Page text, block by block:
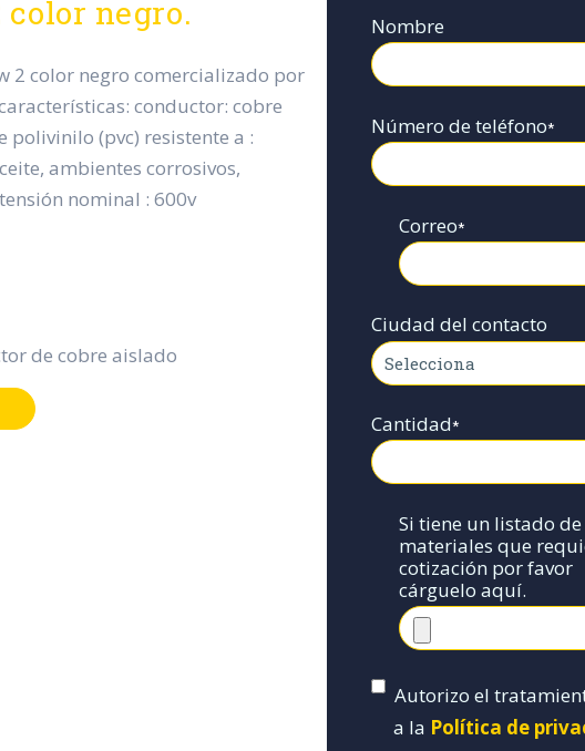
negro.
2 color negro comercializado por
conductor: cobre
(pvc) resistente a :
ambientes corrosivos,
nominal : 600v
de cobre aislado
Nombre
Número de teléfono*
Correo*
Ciudad del contacto
Cantidad*
Si tiene un listado de
materiales que
cotización por favor
cárguelo aquí.
Autorizo el
a la Política de